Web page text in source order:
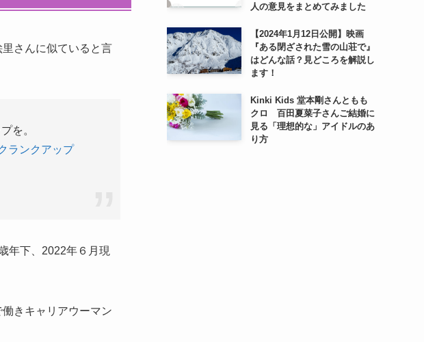
さんに似ていると言
を。
ランクアップ
年下、2022年６月現
きキャリアウーマン
人の意見をまとめてみました
【2024年1月12日公開】映画
『ある閉ざされた雪の山荘で』
はどんな話？見どころを解説し
ます！
Kinki Kids 堂本剛さんともも
クロ 百田夏菜子さんご結婚に
見る「理想的な」アイドルのあ
り方